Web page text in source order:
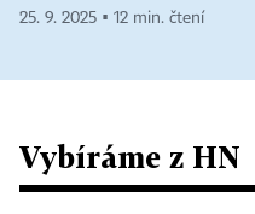
25. 9. 2025 ▪ 12 min. čtení
Vybíráme z HN